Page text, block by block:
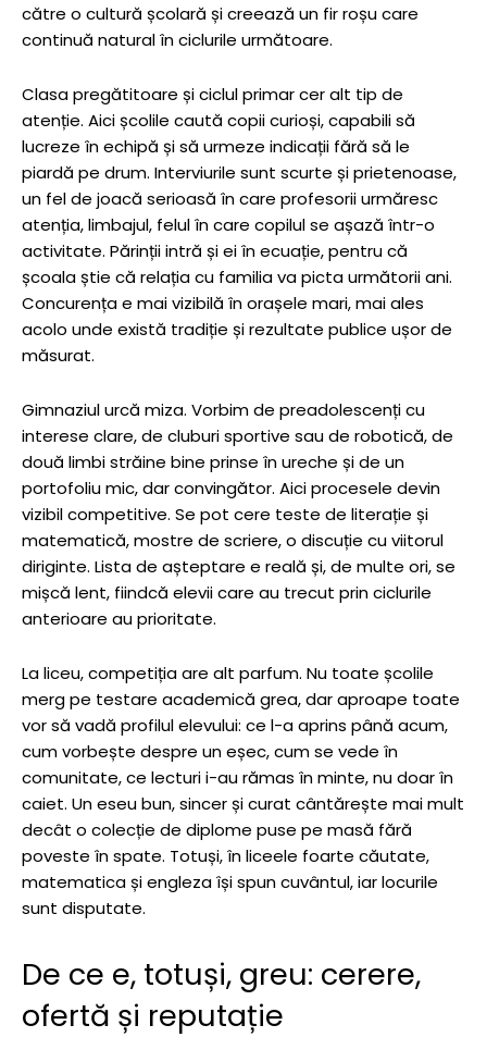
către o cultură școlară și creează un fir roșu care
continuă natural în ciclurile următoare.
Clasa pregătitoare și ciclul primar cer alt tip de
atenție. Aici școlile caută copii curioși, capabili să
lucreze în echipă și să urmeze indicații fără să le
piardă pe drum. Interviurile sunt scurte și prietenoase,
un fel de joacă serioasă în care profesorii urmăresc
atenția, limbajul, felul în care copilul se așază într-o
activitate. Părinții intră și ei în ecuație, pentru că
școala știe că relația cu familia va picta următorii ani.
Concurența e mai vizibilă în orașele mari, mai ales
acolo unde există tradiție și rezultate publice ușor de
măsurat.
Gimnaziul urcă miza. Vorbim de preadolescenți cu
interese clare, de cluburi sportive sau de robotică, de
două limbi străine bine prinse în ureche și de un
portofoliu mic, dar convingător. Aici procesele devin
vizibil competitive. Se pot cere teste de literație și
matematică, mostre de scriere, o discuție cu viitorul
diriginte. Lista de așteptare e reală și, de multe ori, se
mișcă lent, fiindcă elevii care au trecut prin ciclurile
anterioare au prioritate.
La liceu, competiția are alt parfum. Nu toate școlile
merg pe testare academică grea, dar aproape toate
vor să vadă profilul elevului: ce l-a aprins până acum,
cum vorbește despre un eșec, cum se vede în
comunitate, ce lecturi i-au rămas în minte, nu doar în
caiet. Un eseu bun, sincer și curat cântărește mai mult
decât o colecție de diplome puse pe masă fără
poveste în spate. Totuși, în liceele foarte căutate,
matematica și engleza își spun cuvântul, iar locurile
sunt disputate.
De ce e, totuși, greu: cerere,
ofertă și reputație